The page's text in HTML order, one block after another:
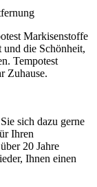
Markisenstoffe
und die Schönheit,
Tempotest
Zuhause.
sich dazu gerne
Ihren
20 Jahre
Ihnen einen